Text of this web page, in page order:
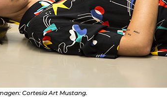
Cortesía Art Mustang.